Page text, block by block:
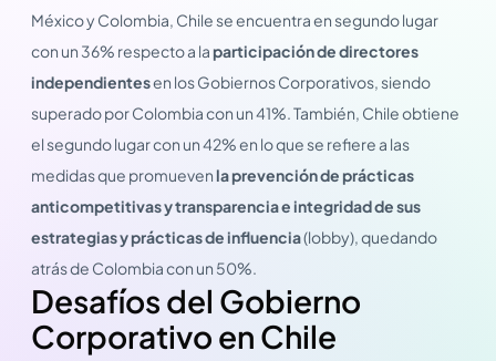
México y Colombia, Chile se encuentra en segundo lugar
con un 36% respecto a laparticipación de directores
independientesen los Gobiernos Corporativos, siendo
superado por Colombia con un 41%. También, Chile obtiene
el segundo lugar con un 42% en lo que se refiere a las
medidas que promuevenla prevención de prácticas
anticompetitivas y transparencia e integridad de sus
estrategias y prácticas de influencia(lobby), quedando
atrás de Colombia con un 50%.
Desafíos del Gobierno
Corporativo en Chile